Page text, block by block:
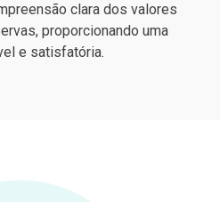
clara dos valores
proporcionando uma
e satisfatória.